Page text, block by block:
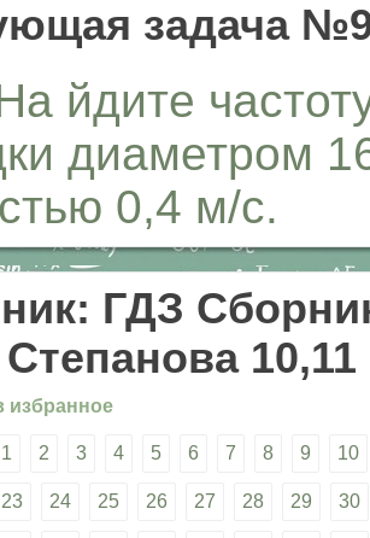
задача
йдите
диаметром
0,4 м/с.
ГДЗ
10,11
избранное
1 2 3 4 5 6 7 8 9 10
23 24 25 26 27 28 29 30